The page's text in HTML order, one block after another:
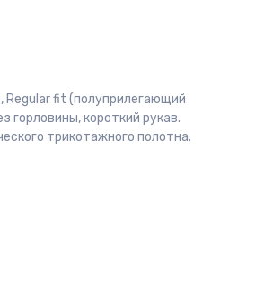
Regular fit (полуприлегающий
горловины, короткий рукав.
трикотажного полотна.